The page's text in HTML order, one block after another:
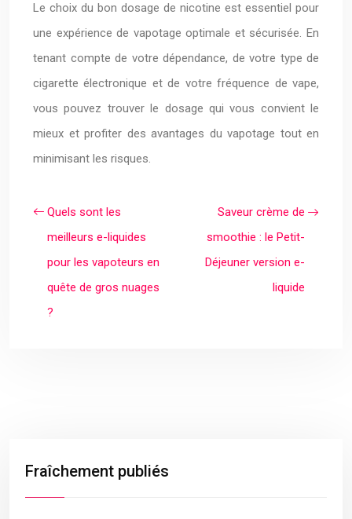
Le choix du bon dosage de nicotine est essentiel pour
une expérience de vapotage optimale et sécurisée. En
tenant compte de votre dépendance, de votre type de
cigarette électronique et de votre fréquence de vape,
vous pouvez trouver le dosage qui vous convient le
mieux et profiter des avantages du vapotage tout en
minimisant les risques.
Quels sont les
meilleurs e-liquides
pour les vapoteurs en
quête de gros nuages
?
Saveur crème de
smoothie : le Petit-
Déjeuner version e-
liquide
Fraîchement publiés